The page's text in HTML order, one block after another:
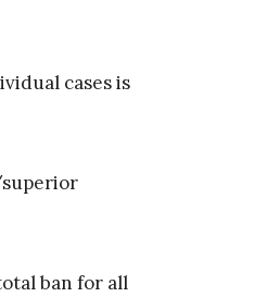
cases is
ban for all